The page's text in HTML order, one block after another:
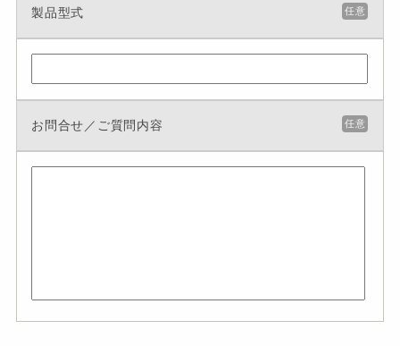
製品型式 任意
お問合せ／ご質問内容 任意